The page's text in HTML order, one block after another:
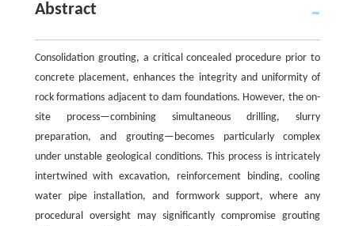
Abstract
Consolidation grouting, a critical concealed procedure prior to
concrete placement, enhances the integrity and uniformity of
rock formations adjacent to dam foundations. However, the on-
site process—combining simultaneous drilling, slurry
preparation, and grouting—becomes particularly complex
under unstable geological conditions. This process is intricately
intertwined with excavation, reinforcement binding, cooling
water pipe installation, and formwork support, where any
procedural oversight may significantly compromise grouting